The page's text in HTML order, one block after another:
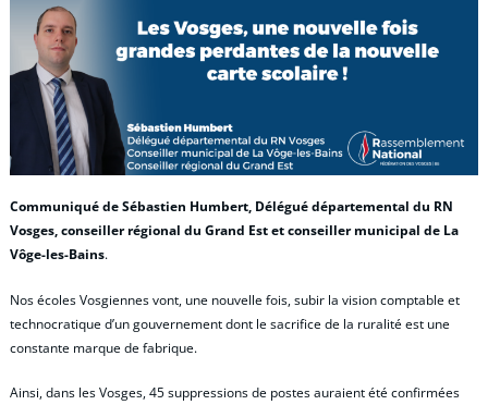
Communiqué de Sébastien Humbert, Délégué départemental du RN
Vosges, conseiller régional du Grand Est et conseiller municipal de La
Vôge-les-Bains.
Nos écoles Vosgiennes vont, une nouvelle fois, subir la vision comptable et
technocratique d’un gouvernement dont le sacrifice de la ruralité est une
constante marque de fabrique.
Ainsi, dans les Vosges, 45 suppressions de postes auraient été confirmées